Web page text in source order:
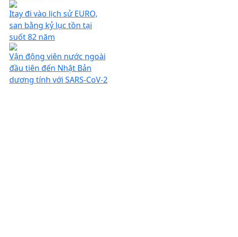
Itay đi vào lịch sử EURO,
san bằng kỷ lục tồn tại
suốt 82 năm
Vận động viên nước ngoài
đầu tiên đến Nhật Bản
dương tính với SARS-CoV-2